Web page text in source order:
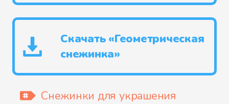
Скачать «Геометрическая
снежинка»
Снежинки для украшения